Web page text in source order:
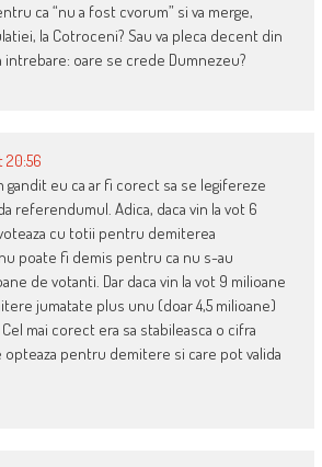
ca “nu a fost cvorum” si va merge,
la Cotroceni? Sau va pleca decent din
intrebare: oare se crede Dumnezeu?
20:56
gandit eu ca ar fi corect sa se legifereze
referendumul. Adica, daca vin la vot 6
cu totii pentru demiterea
poate fi demis pentru ca nu s-au
de votanti. Dar daca vin la vot 9 milioane
jumatate plus unu (doar 4,5 milioane)
mai corect era sa stabileasca o cifra
opteaza pentru demitere si care pot valida